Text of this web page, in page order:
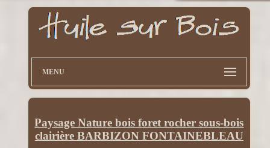
MENU
Paysage Nature bois foret rocher sous-bois
clairière BARBIZON FONTAINEBLEAU